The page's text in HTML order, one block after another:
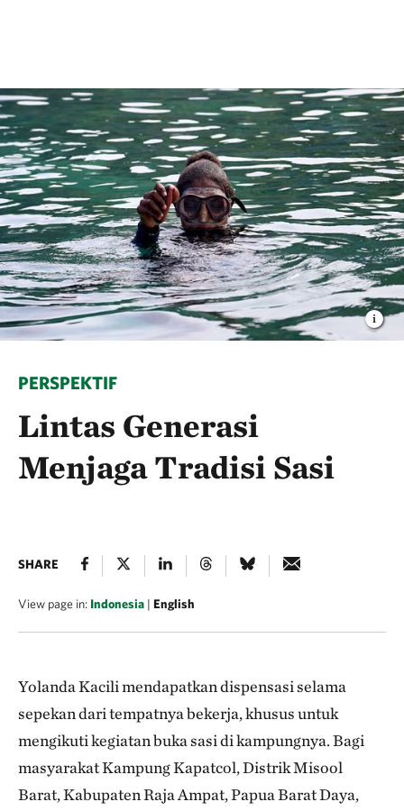
PERSPEKTIF
Lintas Generasi
Menjaga Tradisi Sasi
SHARE
View page in: Indonesia | English
Yolanda Kacili mendapatkan dispensasi selama
sepekan dari tempatnya bekerja, khusus untuk
mengikuti kegiatan buka sasi di kampungnya. Bagi
masyarakat Kampung Kapatcol, Distrik Misool
Barat, Kabupaten Raja Ampat, Papua Barat Daya,